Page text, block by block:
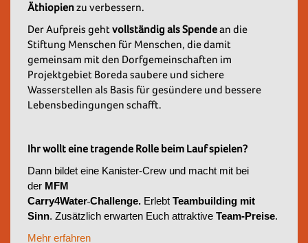
Äthiopienzu verbessern.
Der Aufpreis gehtvollständig als Spendean die
Stiftung Menschen für Menschen, die damit
gemeinsam mit den Dorfgemeinschaften im
Projektgebiet Boreda saubere und sichere
Wasserstellen als Basis für gesündere und bessere
Lebensbedingungen schafft.
Ihr wollt eine tragende Rolle beim Lauf spielen?
Dann bildet eine Kanister-Crew und macht mit bei
der MFM
Carry4Water Challenge. Erlebt Teambuilding mit
Sinn. Zusätzlich erwarten Euch attraktive Team-Preise.
Mehr erfahren